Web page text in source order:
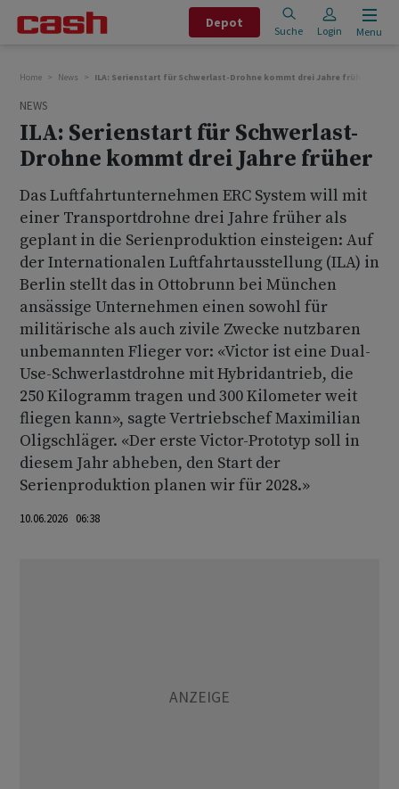
Depot
Suche Login Menu
Home News ILA: Serienstart für Schwerlast-Drohne kommt drei Jahre früher
NEWS
ILA: Serienstart für Schwerlast-
Drohne kommt drei Jahre früher
Das Luftfahrtunternehmen ERC System will mit
einer Transportdrohne drei Jahre früher als
geplant in die Serienproduktion einsteigen: Auf
der Internationalen Luftfahrtausstellung (ILA) in
Berlin stellt das in Ottobrunn bei München
ansässige Unternehmen einen sowohl für
militärische als auch zivile Zwecke nutzbaren
unbemannten Flieger vor: «Victor ist eine Dual-
Use-Schwerlastdrohne mit Hybridantrieb, die
250 Kilogramm tragen und 300 Kilometer weit
fliegen kann», sagte Vertriebschef Maximilian
Oligschläger. «Der erste Victor-Prototyp soll in
diesem Jahr abheben, den Start der
Serienproduktion planen wir für 2028.»
10.06.2026 06:38